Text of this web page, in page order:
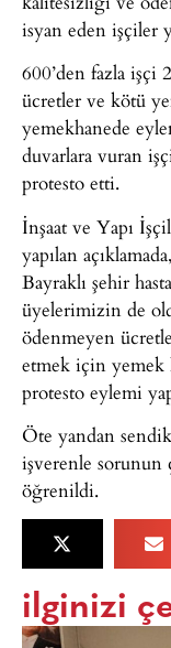
isyan eden işçiler
600’den fazla işçi
ücretler ve kötü
yemekhanede
duvarlara vuran
protesto etti.
İnşaat ve Yapı
yapılan
Bayraklı şehir
üyelerimizin de
ödenmeyen
etmek için yemek
protesto eylemi
Öte yandan
işverenle
öğrenildi.
ilginizi